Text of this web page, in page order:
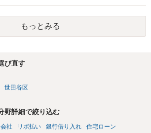
そもそも、特殊詐欺関係なく旦那さんの行為
あります。 ＞100万を支払わず穏便に和解する
？ →一般的には難しいです。相談者さんも１０
として、１円も払わないで和解したいと言われ
さんに入ってもらうことで支払額が下がること
あり得ます、ただ、弁護士費用かけるならその
られるので、 兼ね合いは考えてみましょう。
もっとみる
び直す
世田谷区
野詳細で絞り込む
社 リボ払い 銀行借り入れ
住宅ローン